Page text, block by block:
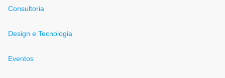
Consultoria
Design e Tecnologia
Eventos